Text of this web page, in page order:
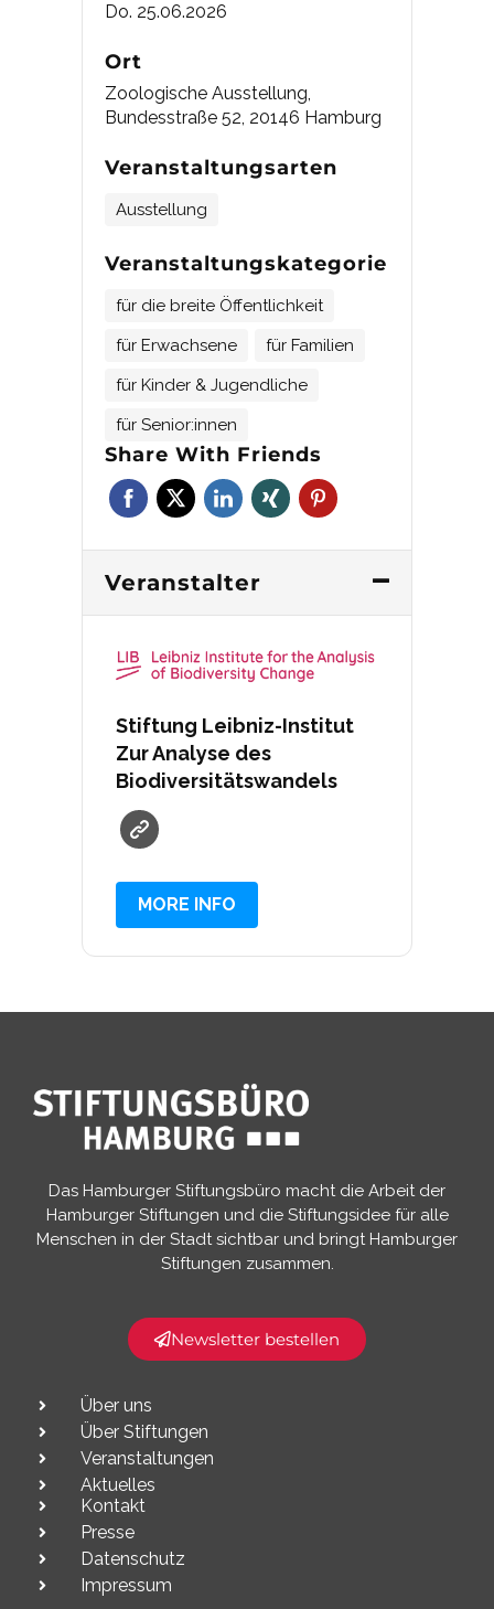
Do. 25.06.2026
Ort
Zoologische Ausstellung,
Bundesstraße 52, 20146 Hamburg
Veranstaltungsarten
Ausstellung
Veranstaltungskategorie
für die breite Öffentlichkeit
für Erwachsene
für Familien
für Kinder & Jugendliche
für Senior:innen
Share With Friends
Veranstalter
Stiftung Leibniz-Institut
Zur Analyse des
Biodiversitätswandels
MORE INFO
Das Hamburger Stiftungsbüro macht die Arbeit der
Hamburger Stiftungen und die Stiftungsidee für alle
Menschen in der Stadt sichtbar und bringt Hamburger
Stiftungen zusammen.​
Newsletter bestellen
Über uns
Über Stiftungen
Veranstaltungen
Aktuelles
Kontakt
Presse
Datenschutz
Impressum